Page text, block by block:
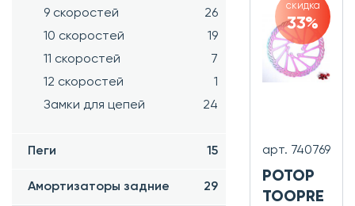
9 скоростей
26
10 скоростей
19
11 скоростей
7
12 скоростей
1
Замки для цепей
24
Пеги 15
Амортизаторы задние 29
скидка
33%
арт. 740769
РОТОР
TOOPRE